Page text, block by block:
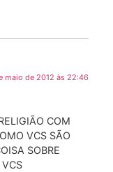
maio de 2012 às 22:46
COM
VCS SÃO
SOBRE